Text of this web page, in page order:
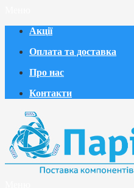
Акції
Оплата та доставка
Про нас
Контакти